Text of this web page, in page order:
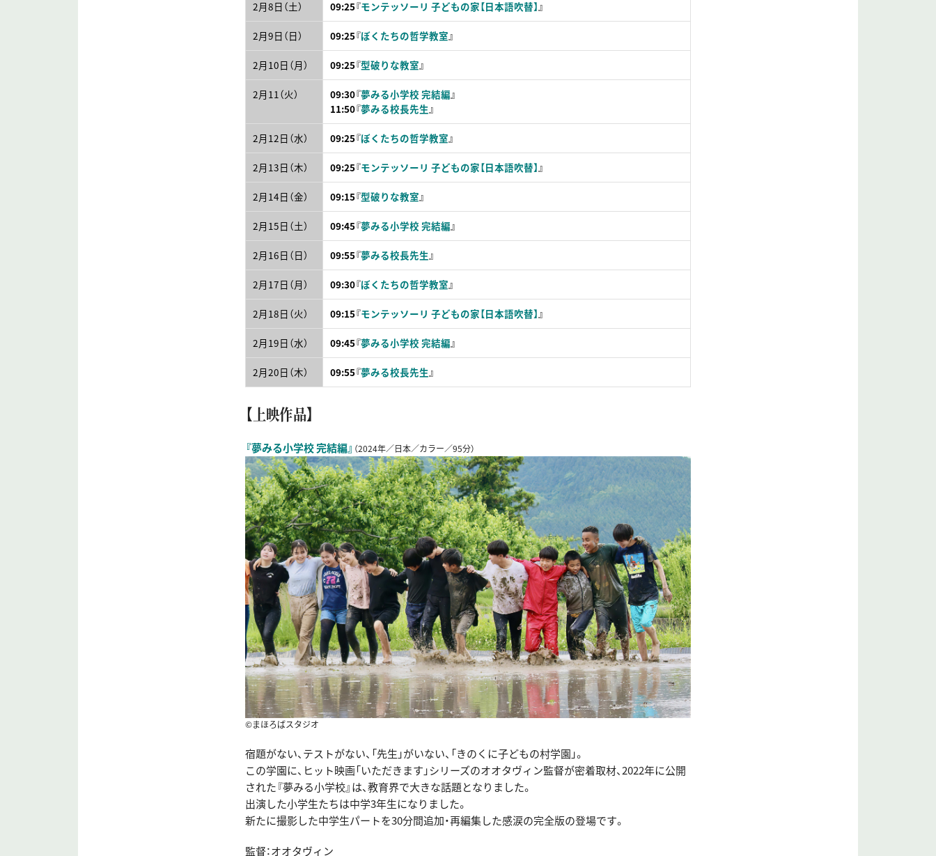
2月8日（土） 09:25『モンテッソーリ 子どもの家【日本語吹替】 』
2月9日（日） 09:25『ぼくたちの哲学教室 』
2月10日（月） 09:25『型破りな教室 』
2月11（火） 09:30『夢みる小学校 完結編 』
11:50『夢みる校長先生 』
2月12日（水） 09:25『ぼくたちの哲学教室 』
2月13日（木） 09:25『モンテッソーリ 子どもの家【日本語吹替】 』
2月14日（金） 09:15『型破りな教室 』
2月15日（土） 09:45『夢みる小学校 完結編 』
2月16日（日） 09:55『夢みる校長先生 』
2月17日（月） 09:30『ぼくたちの哲学教室 』
2月18日（火） 09:15『モンテッソーリ 子どもの家【日本語吹替】 』
2月19日（水） 09:45『夢みる小学校 完結編 』
2月20日（木） 09:55『夢みる校長先生 』
【上映作品】
『夢みる小学校 完結編』 （2024年／日本／カラー／95分）
©まほろばスタジオ
宿題がない、テストがない、「先生」がいない、「きのくに子どもの村学園」。
この学園に、ヒット映画「いただきます」シリーズのオオタヴィン監督が密着取材、2022年に公開
された『夢みる小学校』は、教育界で大きな話題となりました。
出演した小学生たちは中学3年生になりました。
新たに撮影した中学生パートを30分間追加・再編集した感涙の完全版の登場です。
監督：オオタヴィン